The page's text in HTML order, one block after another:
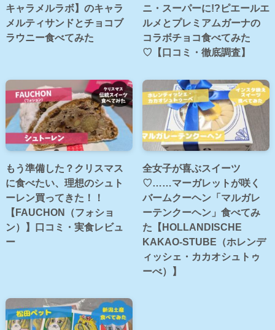
キャラメルラボ】のキャラ
メルティサンドとチョコブ
ラウニー食べてみた
ニ・スーパーに!?ピエールエ
ルメとプレミアムガーナの
コラボチョコ食べてみた
♡【口コミ・徹底調査】
もう準備した？クリスマス
に食べたい、理想のシュト
ーレン買ってきた！！
【FAUCHON（フォショ
ン）】口コミ・実食レビュ
ー
全女子が喜ぶスイーツ
♡……マーガレットが咲く
バームクーヘン「マルガレ
ーテンクーヘン」食べてみ
た【HOLLANDISCHE
KAKAO-STUBE（ホレンデ
ィッシェ・カカオシュトゥ
ーべ）】